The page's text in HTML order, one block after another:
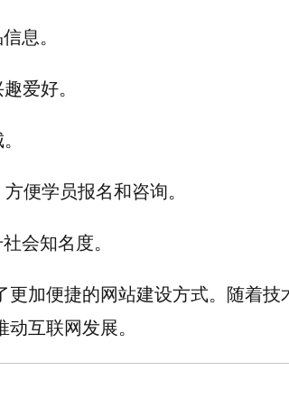
息。
爱好。
便学员报名和咨询。
会知名度。
加便捷的网站建设方式。随着技
互联网发展。